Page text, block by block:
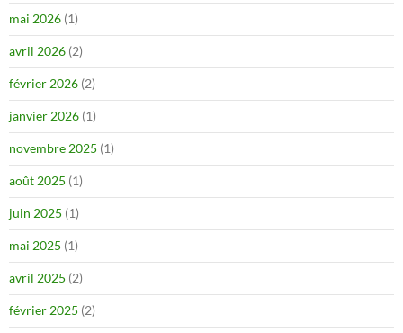
mai 2026 (1)
avril 2026 (2)
février 2026 (2)
janvier 2026 (1)
novembre 2025 (1)
août 2025 (1)
juin 2025 (1)
mai 2025 (1)
avril 2025 (2)
février 2025 (2)